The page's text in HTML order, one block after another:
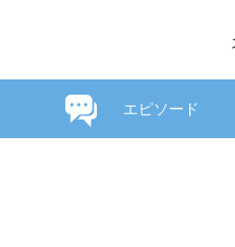
エピソード